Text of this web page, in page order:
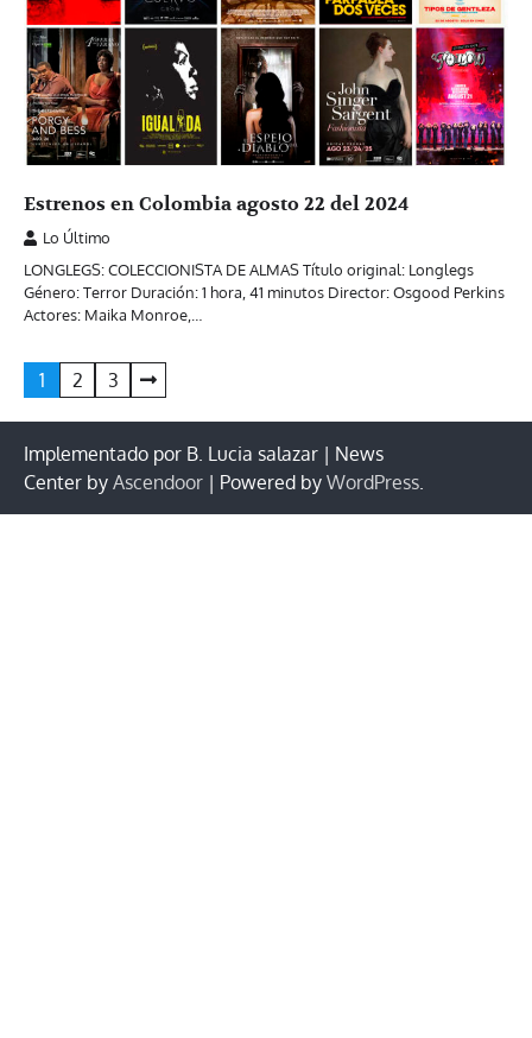
Estrenos en Colombia agosto 22 del 2024
Lo Último
LONGLEGS: COLECCIONISTA DE ALMAS Título original: Longlegs
Género: Terror Duración: 1 hora, 41 minutos Director: Osgood Perkins
Actores: Maika Monroe,…
Paginación
de
entradas
1 2 3
Implementado por B. Lucia salazar | News
Center by Ascendoor | Powered by WordPress.